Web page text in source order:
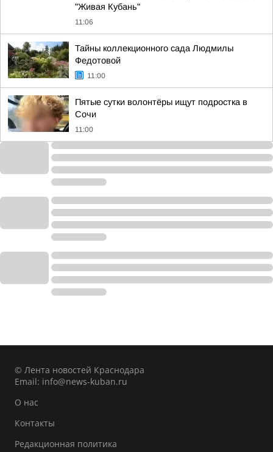
"Живая Кубань"
11:06
Тайны коллекционного сада Людмилы
Федотовой
11:00
Пятые сутки волонтёры ищут подростка в
Сочи
11:00
© Лента новостей Краснодара
Email: info@news-kuban.ru
О нас
Контакты
Редакционная политика